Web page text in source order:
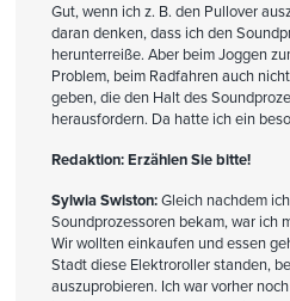
Gut, wenn ich z. B. den Pullover
daran denken, dass ich den
herunterreiße. Aber beim Joggen
Problem, beim Radfahren auch
geben, die den Halt des
herausfordern. Da hatte ich ein
Redaktion: Erzählen Sie bitte!
Sylwia Swiston:Gleich nachdem
Soundprozessoren bekam, war ich
Wir wollten einkaufen und essen
Stadt diese Elektroroller standen,
auszuprobieren. Ich war vorher